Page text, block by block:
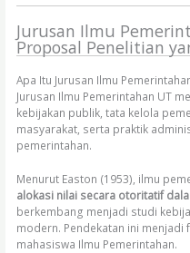
Jurusan Ilmu
Proposal Penelitian
Apa Itu Jurusan Ilmu
Jurusan Ilmu Pemerintahan UT
kebijakan publik, tata kelola
masyarakat, serta praktik
pemerintahan.
Menurut Easton (1953), ilmu
alokasi nilai secara otoritatif
berkembang menjadi studi
modern. Pendekatan ini
mahasiswa Ilmu Pemerintahan.